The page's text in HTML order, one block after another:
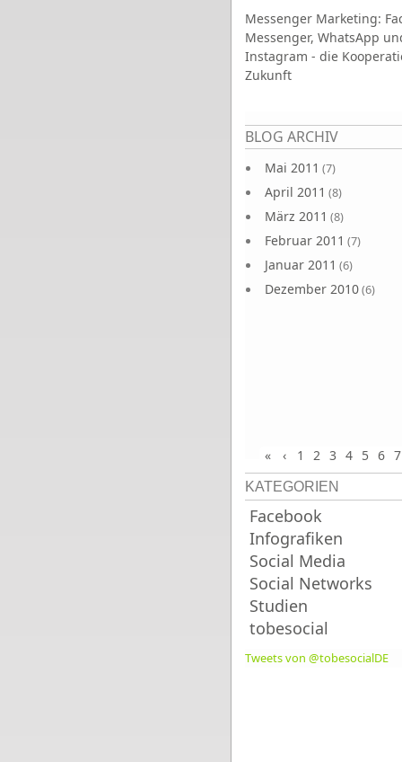
Messenger Marketing:
Messenger, WhatsApp
Instagram - die
Zukunft
BLOG ARCHIV
Mai 2011 (7)
April 2011 (8)
März 2011 (8)
Februar 2011 (7)
Januar 2011 (6)
Dezember 2010(6)
Seiten
« ‹ 1 2 3 4 5 6 7
KATEGORIEN
Facebook
Infografiken
Social Media
Social Networks
Studien
tobesocial
Tweets von @tobesocialDE